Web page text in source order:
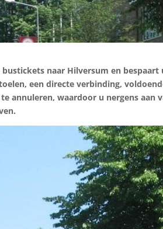
naar Hilversum en bespaart
een directe verbinding,
annuleren, waardoor u nergens aan